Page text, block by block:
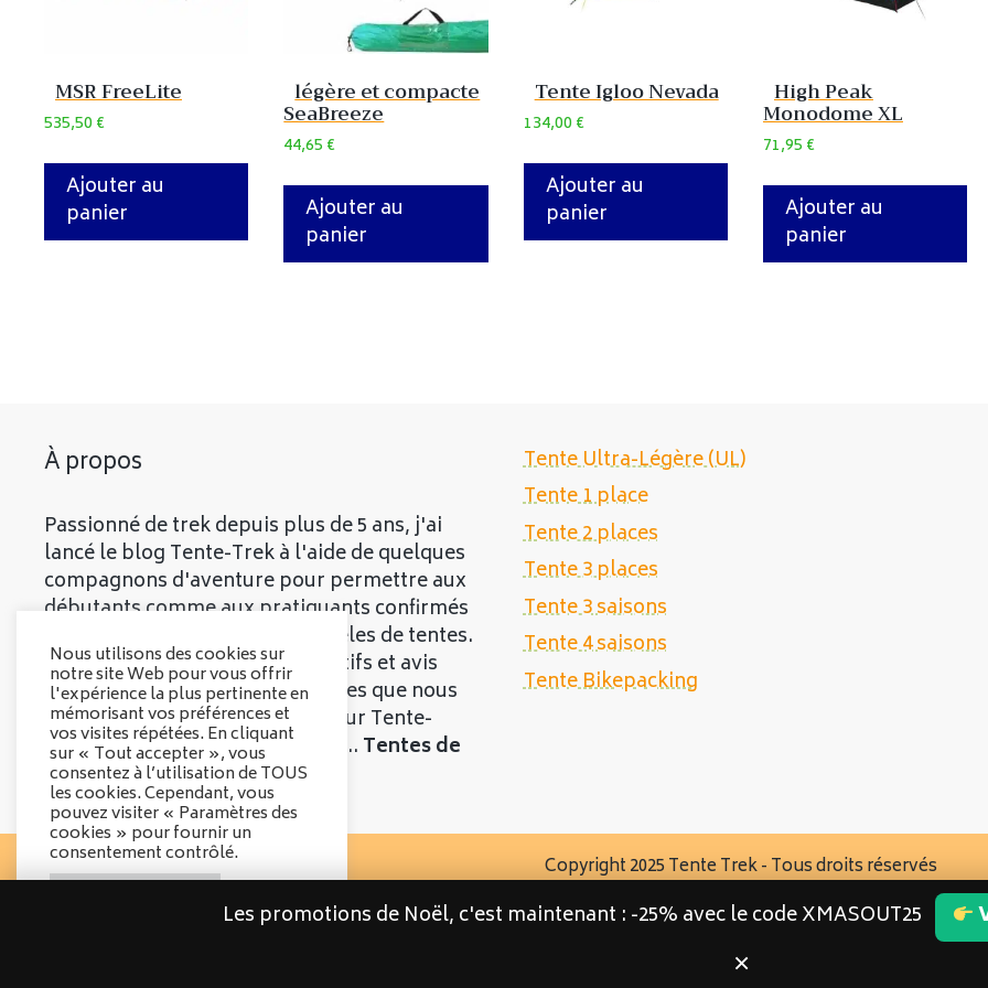
MSR FreeLite
535,50€
Ajouter au
panier
légère et compacte
SeaBreeze
44,65€
Ajouter au
panier
Tente Igloo Nevada
134,00€
Ajouter au
panier
High Peak
Monodome XL
71,95€
Ajouter au
panier
À propos
Passionné de trek depuis plus de 5 ans, j'ai
lancé le blog Tente-Trek à l'aide de quelques
compagnons d'aventure pour permettre aux
débutants comme aux pratiquants confirmés
de découvrir les meilleurs modèles de tentes.
Vous trouverez divers comparatifs et avis
objectifs sur les différentes tentes que nous
vous présenterons. Bienvenue sur Tente-
Trek, le comparatif qui parle de... Tentes de
Trek!
Tente Ultra-Légère (UL)
Tente 1 place
Tente 2 places
Tente 3 places
Tente 3 saisons
Tente 4 saisons
Tente Bikepacking
Copyright 2025 Tente Trek - Tous droits réservés
Nous utilisons des cookies sur
notre site Web pour vous offrir
l'expérience la plus pertinente en
mémorisant vos préférences et
vos visites répétées. En cliquant
sur « Tout accepter », vous
consentez à l’utilisation de TOUS
les cookies. Cependant, vous
pouvez visiter « Paramètres des
cookies » pour fournir un
consentement contrôlé.
Les promotions de Noël, c'est maintenant : -25% avec le code XMASOUT25
×